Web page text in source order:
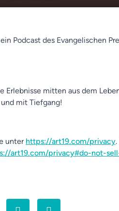
Podcast des Evangelischen
Erlebnisse mitten aus dem
mit Tiefgang!
unter https://art19.com/privacy
art19.com/privacy#do-not-